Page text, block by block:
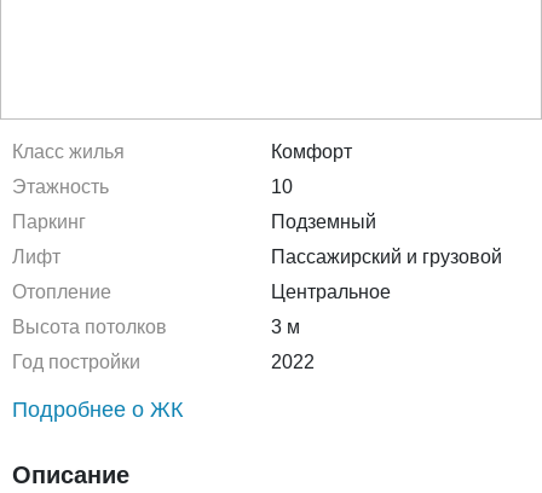
Класс жилья
Комфорт
Этажность
10
Паркинг
Подземный
Лифт
Пассажирский и грузовой
Отопление
Центральное
Высота потолков
3 м
Год постройки
2022
Подробнее о ЖК
Описание